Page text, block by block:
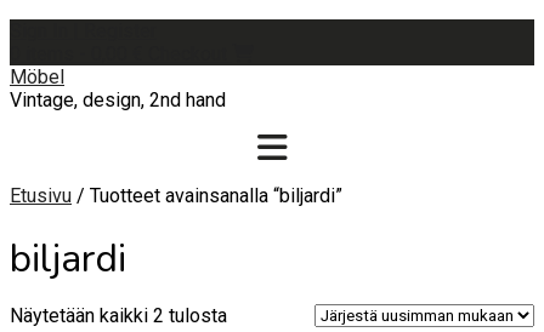
content
Möbel
Vintage, design, 2nd hand
Etusivu / Tuotteet avainsanalla “biljardi”
biljardi
Näytetään kaikki 2 tulostaSorted